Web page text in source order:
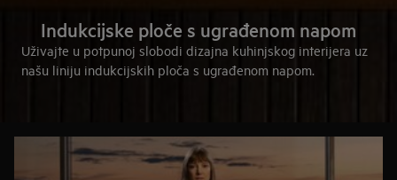
Indukcijske ploče s ugrađenom napom
Uživajte u potpunoj slobodi dizajna kuhinjskog interijera uz
našu liniju indukcijskih ploča s ugrađenom napom.